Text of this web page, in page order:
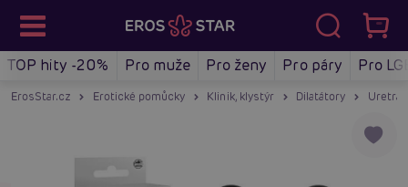
TOP hity -20% Pro muže Pro ženy Pro páry Pro
ErosStar.cz Erotické pomůcky Klinik, klystýr Dilatátory